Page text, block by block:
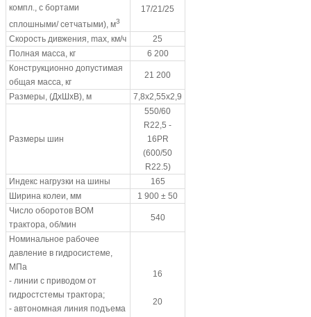
компл., с бортами
сплошными/ сетчатыми), м3
17/21/25
Скорость дивжения, max, км/ч
25
Полная масса, кг
6 200
Конструкционно допустимая
общая масса, кг
21 200
Размеры, (ДхШхВ), м 7,8х2,55х2,9
Размеры шин
550/60
R22,5 -
16PR
(600/50
R22.5)
Индекс нагрузки на шины
165
Ширина колеи, мм
1 900 ± 50
Число оборотов ВОМ
трактора, об/мин
540
Номинальное рабочее
давление в гидросистеме,
МПа
- линии с приводом от
гидростстемы трактора;
- автономная линия подъема
16
20